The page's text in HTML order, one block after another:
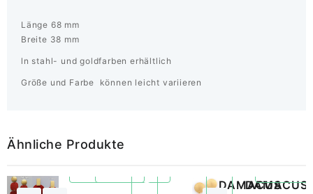
Länge 68 mm
Breite 38 mm
ln stahl- und goldfarben erhältlich
Größe und Farbe können leicht variieren
Ähnliche Produkte
–
DAMACUS
DAMACUS